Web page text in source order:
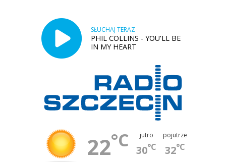
SŁUCHAJ TERAZ
PHIL COLLINS - YOU'LL BE
IN MY HEART
22°C jutro
30°C
pojutrze
32°C